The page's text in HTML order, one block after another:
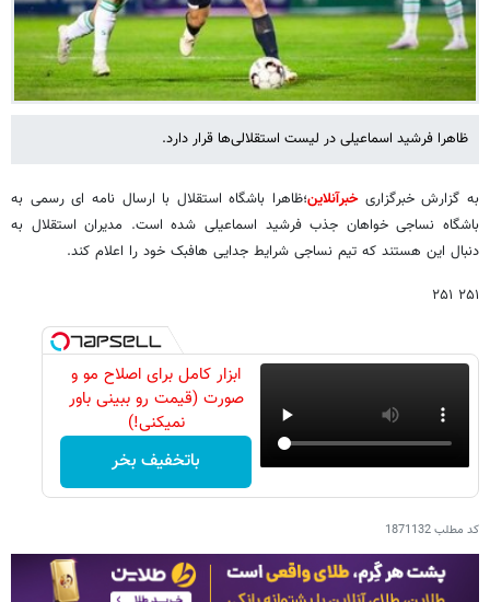
ظاهرا فرشید اسماعیلی در لیست استقلالی‌ها قرار دارد.
به گزارش خبرگزاریخبرآنلاین؛ظاهرا باشگاه استقلال با ارسال نامه‌ ای رسمی به
باشگاه نساجی خواهان جذب فرشید اسماعیلی شده است. مدیران استقلال به
دنبال این هستند که تیم نساجی شرایط جدایی هافبک خود را اعلام کند.
۲۵۱ ۲۵۱
ابزار کامل برای اصلاح مو و
صورت (قیمت رو ببینی باور
نمیکنی!)
باتخفیف بخر
کد مطلب1871132